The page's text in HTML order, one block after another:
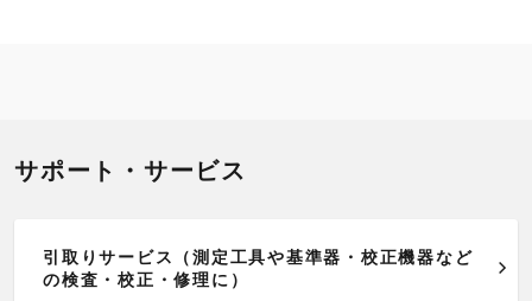
サポート・サービス
引取りサービス（測定工具や基準器・校正機器など
の検査・校正・修理に）